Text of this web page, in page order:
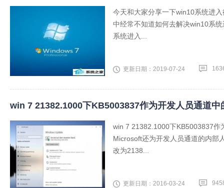
今天和大家分享一下win10系统进
中经常不知道如何去解决win10系
系统进入...
更新日期：2019-07-24
win 7 21382.1000下KB5003837作为开发人员通道中
win 7 21382.1000下KB5003837作
Microsoft还为开发人员通道的内部
改为2138...
更新日期：2016-03-24